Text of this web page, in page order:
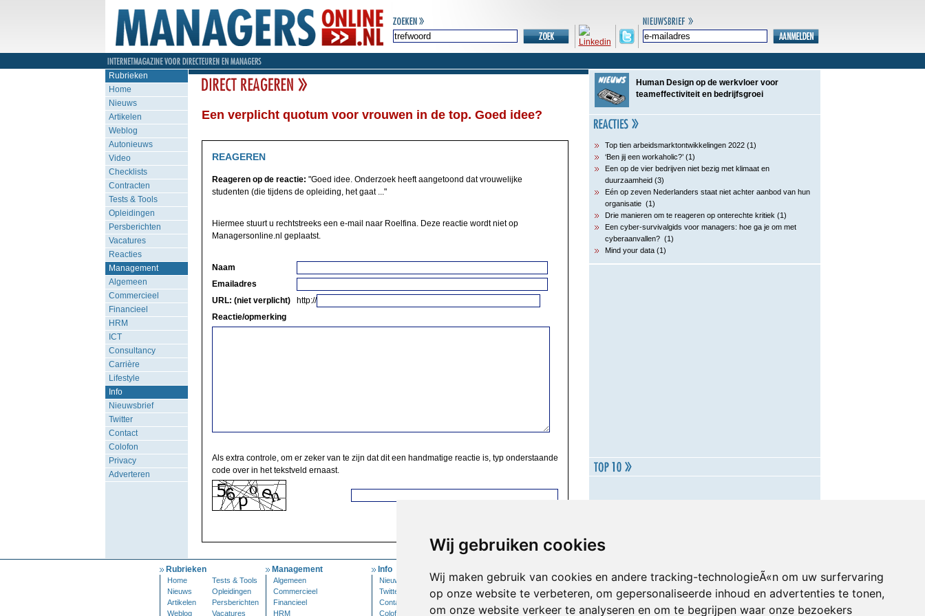
Wij gebruiken cookies
Wij maken gebruik van cookies en andere tracking-technologieÃ«n om uw surfervaring
op onze website te verbeteren, om gepersonaliseerde inhoud en advertenties te tonen,
om onze website verkeer te analyseren en om te begrijpen waar onze bezoekers
Rubrieken
Home
Nieuws
Artikelen
Weblog
Autonieuws
Video
Checklists
Contracten
Tests & Tools
Opleidingen
Persberichten
Vacatures
Reacties
Management
Algemeen
Commercieel
Financieel
HRM
ICT
Consultancy
Carrière
Lifestyle
Info
Nieuwsbrief
Twitter
Contact
Colofon
Privacy
Adverteren
Een verplicht quotum voor vrouwen in de top. Goed idee?
REAGEREN
Reageren op de reactie: "Goed idee. Onderzoek heeft aangetoond dat vrouwelijke
studenten (die tijdens de opleiding, het gaat ..."
Hiermee stuurt u rechtstreeks een e-mail naar Roelfina. Deze reactie wordt niet op
Managersonline.nl geplaatst.
Naam
Emailadres
URL: (niet verplicht)
http://
Reactie/opmerking
Als extra controle, om er zeker van te zijn dat dit een handmatige reactie is, typ onderstaande
code over in het tekstveld ernaast.
Human Design op de werkvloer voor
teameffectiviteit en bedrijfsgroei
Top tien arbeidsmarktontwikkelingen 2022 (1)
‘Ben jij een workaholic?’ (1)
Een op de vier bedrijven niet bezig met klimaat en
duurzaamheid (3)
Eén op zeven Nederlanders staat niet achter aanbod van hun
organisatie (1)
Drie manieren om te reageren op onterechte kritiek (1)
Een cyber-survivalgids voor managers: hoe ga je om met
cyberaanvallen? (1)
Mind your data (1)
Rubrieken
Home
Tests & Tools
Nieuws
Opleidingen
Artikelen
Persberichten
Weblog
Vacatures
Management
Algemeen
Commercieel
Financieel
HRM
Info
Nieuwsbrief
Twitter
Contact
Colofon
Inloggen